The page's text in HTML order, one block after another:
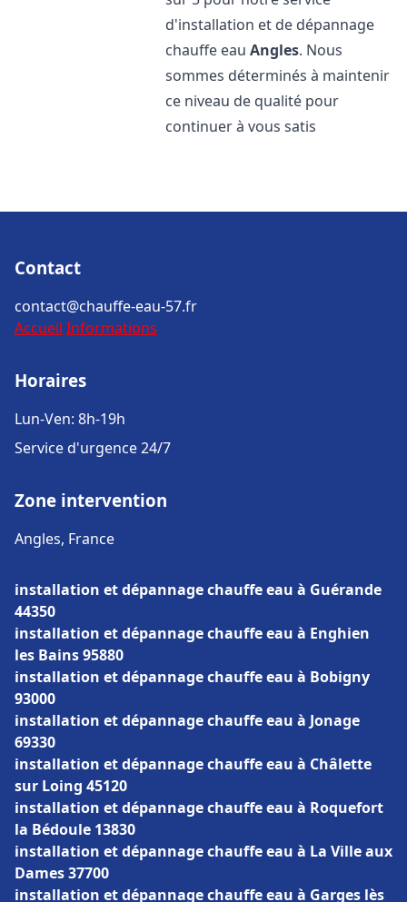
d'installation et de dépannage
chauffe eauAngles. Nous
sommes déterminés à maintenir
ce niveau de qualité pour
continuer à vous satis
Contact
contact@chauffe-eau-57.fr
Accueil Informations
Horaires
Lun-Ven: 8h-19h
Service d'urgence 24/7
Zone intervention
Angles, France
installation et dépannage chauffe eau à Guérande
44350
installation et dépannage chauffe eau à Enghien
les Bains 95880
installation et dépannage chauffe eau à Bobigny
93000
installation et dépannage chauffe eau à Jonage
69330
installation et dépannage chauffe eau à Châlette
sur Loing 45120
installation et dépannage chauffe eau à Roquefort
la Bédoule 13830
installation et dépannage chauffe eau à La Ville aux
Dames 37700
installation et dépannage chauffe eau à Garges lès